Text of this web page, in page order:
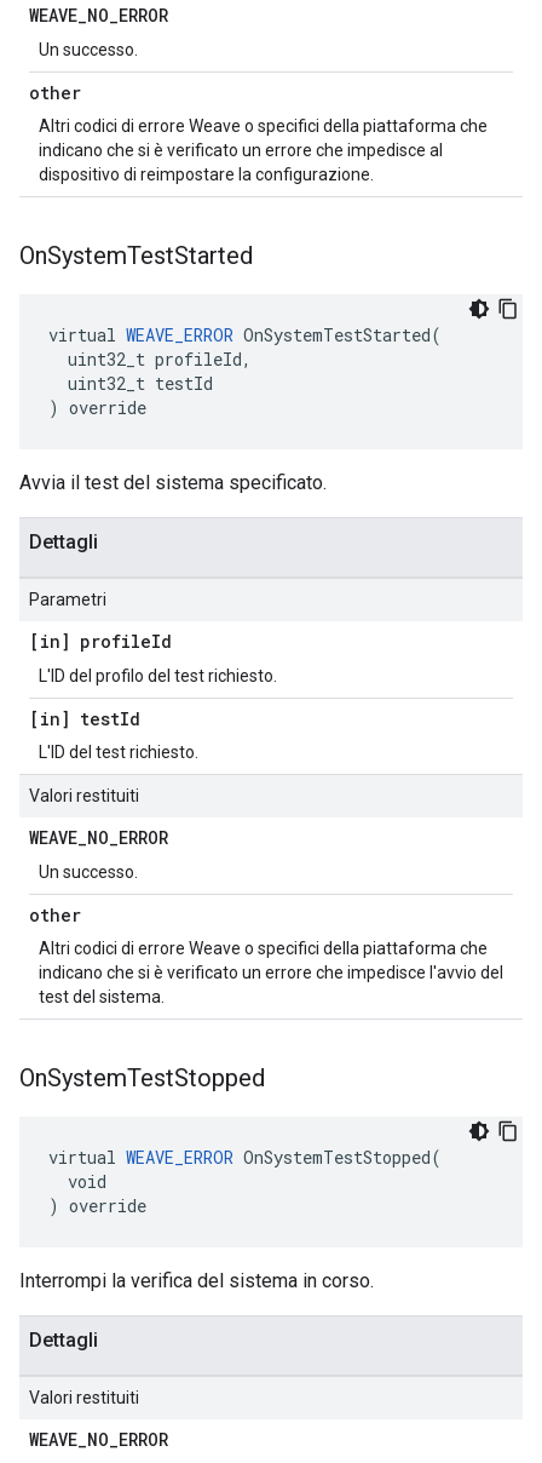
WEAVE_NO_ERROR
Un successo.
other
Altri codici di errore Weave o specifici della piattaforma che
indicano che si è verificato un errore che impedisce al
dispositivo di reimpostare la configurazione.
OnSystemTestStarted
virtual WEAVE_ERROR OnSystemTestStarted(
  uint32_t profileId,
  uint32_t testId
) override
Avvia il test del sistema specificato.
Dettagli
Parametri
[in] profileId
L'ID del profilo del test richiesto.
[in] testId
L'ID del test richiesto.
Valori restituiti
WEAVE_NO_ERROR
Un successo.
other
Altri codici di errore Weave o specifici della piattaforma che
indicano che si è verificato un errore che impedisce l'avvio del
test del sistema.
OnSystemTestStopped
virtual WEAVE_ERROR OnSystemTestStopped(
  void
) override
Interrompi la verifica del sistema in corso.
Dettagli
Valori restituiti
WEAVE_NO_ERROR